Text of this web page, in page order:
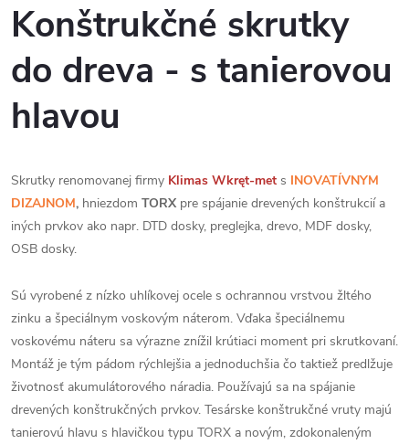
Konštrukčné skrutky
do dreva - s tanierovou
hlavou
Skrutky renomovanej firmy Klimas Wkręt-met s INOVATÍVNYM
DIZAJNOM, hniezdom TORX pre spájanie drevených konštrukcií a
iných prvkov ako napr. DTD dosky, preglejka, drevo, MDF dosky,
OSB dosky.
Sú vyrobené z nízko uhlíkovej ocele s ochrannou vrstvou žltého
zinku a špeciálnym voskovým náterom. Vďaka špeciálnemu
voskovému náteru sa výrazne znížil krútiaci moment pri skrutkovaní.
Montáž je tým pádom rýchlejšia a jednoduchšia čo taktiež predlžuje
životnosť akumulátorového náradia. Používajú sa na spájanie
drevených konštrukčných prvkov. Tesárske konštrukčné vruty majú
tanierovú hlavu s hlavičkou typu TORX a novým, zdokonaleným